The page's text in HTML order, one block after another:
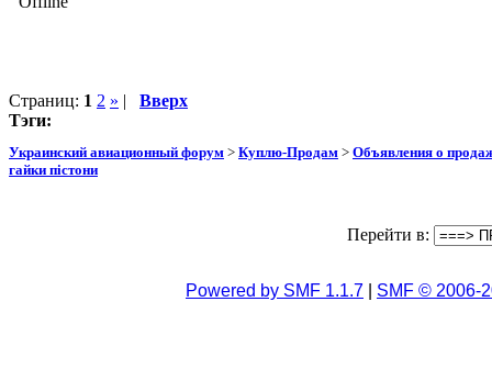
Страниц: 1 2 » | Вверх
Тэги:
Украинский авиационный форум > Куплю-Продам > Объявления о
гайки пістони
Перейти в:
Powered by SMF 1.1.7 SMF © 2006-